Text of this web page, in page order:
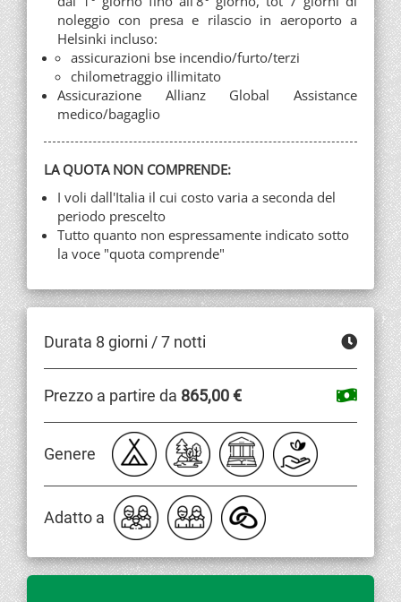
noleggio con presa e rilascio in aeroporto a
Helsinki incluso:
assicurazioni bse incendio/furto/terzi
chilometraggio illimitato
Assicurazione Allianz Global Assistance
medico/bagaglio
LA QUOTA NON COMPRENDE:
I voli dall'Italia il cui costo varia a seconda del
periodo prescelto
Tutto quanto non espressamente indicato sotto
la voce "quota comprende"
Durata 8 giorni / 7 notti
Prezzo a partire da 865,00 €
Genere
Adatto a